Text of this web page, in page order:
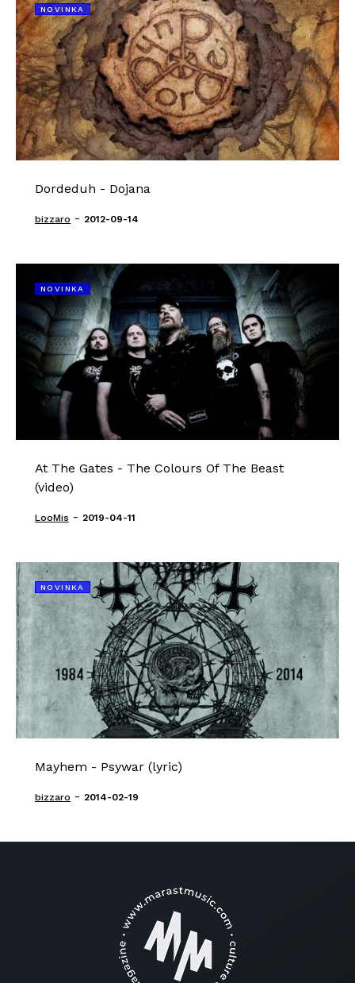
NOVINKA
Dordeduh - Dojana
bizzaro - 2012-09-14
NOVINKA
At The Gates - The Colours Of The Beast
(video)
LooMis - 2019-04-11
NOVINKA
Mayhem - Psywar (lyric)
bizzaro - 2014-02-19